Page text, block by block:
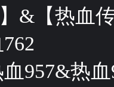
】&【热血
957&热血